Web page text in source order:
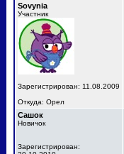
Sovynia
Участник
Зарегистрирован: 11.08.2009
Откуда: Орел
Сашок
Новичок
Зарегистрирован: